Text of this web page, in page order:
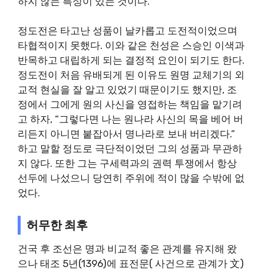
정도전은 타고난 성품이 날카롭고 도전적이었으며
타협적이지 못했다. 이와 같은 천성은 스승인 이색과
반목하고 대립하게 되는 결정적 요인이 되기도 한다.
정도전이 처음 유배되게 된 이유도 원명 교체기의 외
교적 현실을 잘 알고 있었기 때문이기도 했지만, 조
정에서 그에게 원의 사신을 영접하는 책임을 맡기려
고 하자, “그렇다면 나는 원나라 사신의 목을 베어 버
리든지 아니면 붙잡아서 명나라로 보내 버리겠다.”
하고 말할 정도로 극단적이었던 그의 성품과 무관하
지 않다. 또한 그는 구세력과의 권력 투쟁에서 항상
선두에 나섰으니 당연히 주위에 적이 많을 수밖에 없
었다.
허무한 최후
건국 후 조선은 명과 비교적 좋은 관계를 유지해 왔
으나 태조 5년(1396)에 표전문( 사건으로 관계가 文)